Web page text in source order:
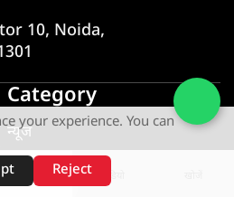
10, Noida,
Category
न्यूज
राज्य
एक्सक्लूसिव
your experience. You can
Reject